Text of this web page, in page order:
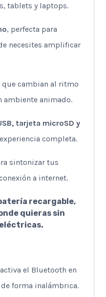
tablets y laptops.
, perfecta para
necesites amplificar
que cambian al ritmo
ambiente animado.
tarjeta microSD y
completa.
sintonizar tus
a internet.
recargable,
quieras sin
el Bluetooth en
forma inalámbrica.